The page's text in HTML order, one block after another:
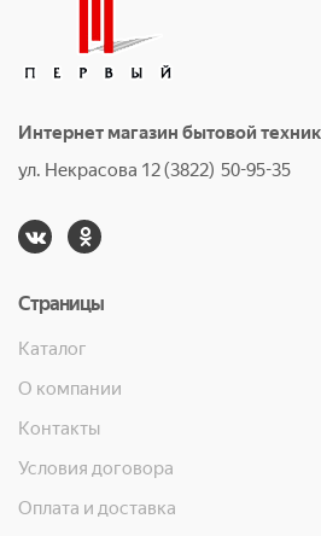
Интернет магазин бытовой
ул. Некрасова 12 (3822) 50-95-35
Страницы
Каталог
О компании
Контакты
Условия договора
Оплата и доставка